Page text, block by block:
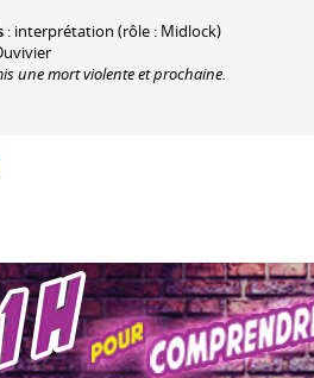
: interprétation (rôle : Midlock)
une mort violente et prochaine.